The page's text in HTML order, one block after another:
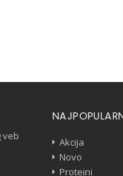
veb
Akcija
Novo
Proteini